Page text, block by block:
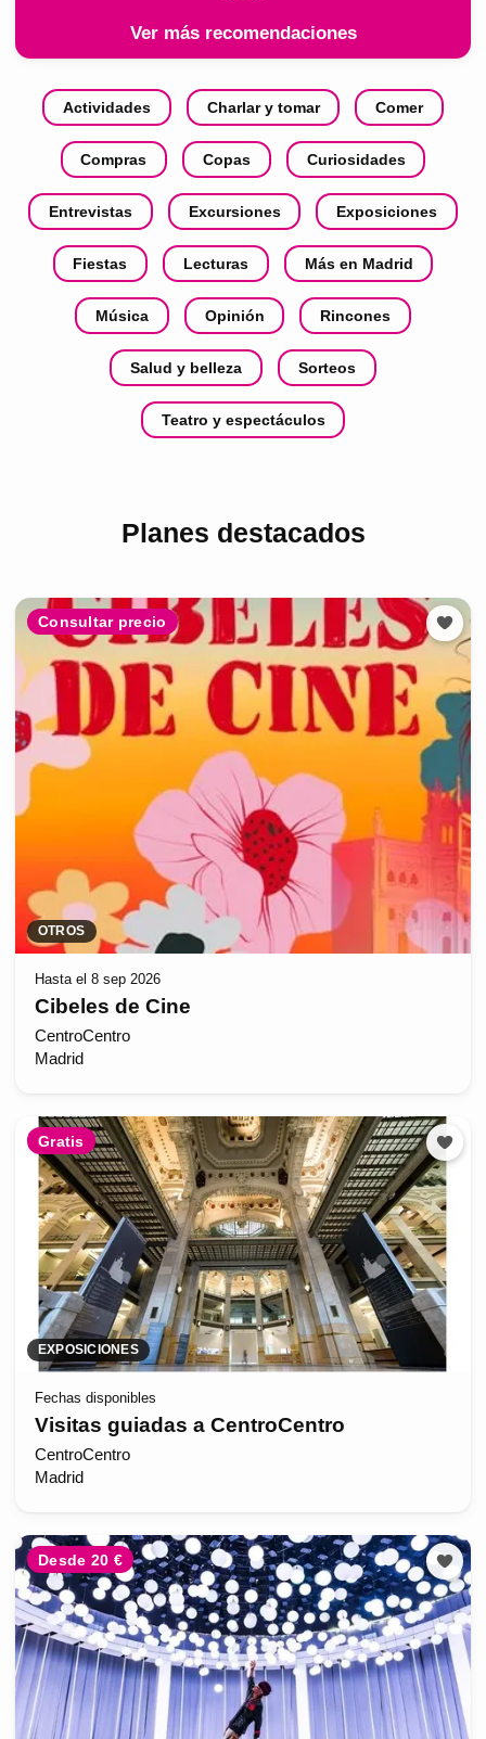
Ver más recomendaciones
Actividades Charlar y tomar Comer
Compras Copas Curiosidades
Entrevistas Excursiones Exposiciones
Fiestas Lecturas Más en Madrid
Música Opinión Rincones
Salud y belleza Sorteos
Teatro y espectáculos
Planes destacados
Consultar precio
OTROS
Hasta el 8 sep 2026
Cibeles de Cine
CentroCentro
Madrid
Gratis
EXPOSICIONES
Fechas disponibles
Visitas guiadas a CentroCentro
CentroCentro
Madrid
Desde 20 €